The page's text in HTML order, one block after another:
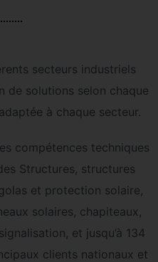
secteurs industriels
de solutions selon chaque
à chaque secteur.
compétences techniques
Structures, structures
et protection solaire,
solaires, chapiteaux,
et jusqu’à 134
clients nationaux et